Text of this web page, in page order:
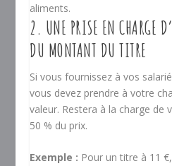
aliments.
2. UNE PRISE EN CHARGE
DU MONTANT DU TITRE
Si vous fournissez à vos
vous devez prendre à votre
valeur. Restera à la charge de
50 % du prix.
Exemple : Pour un titre à 11